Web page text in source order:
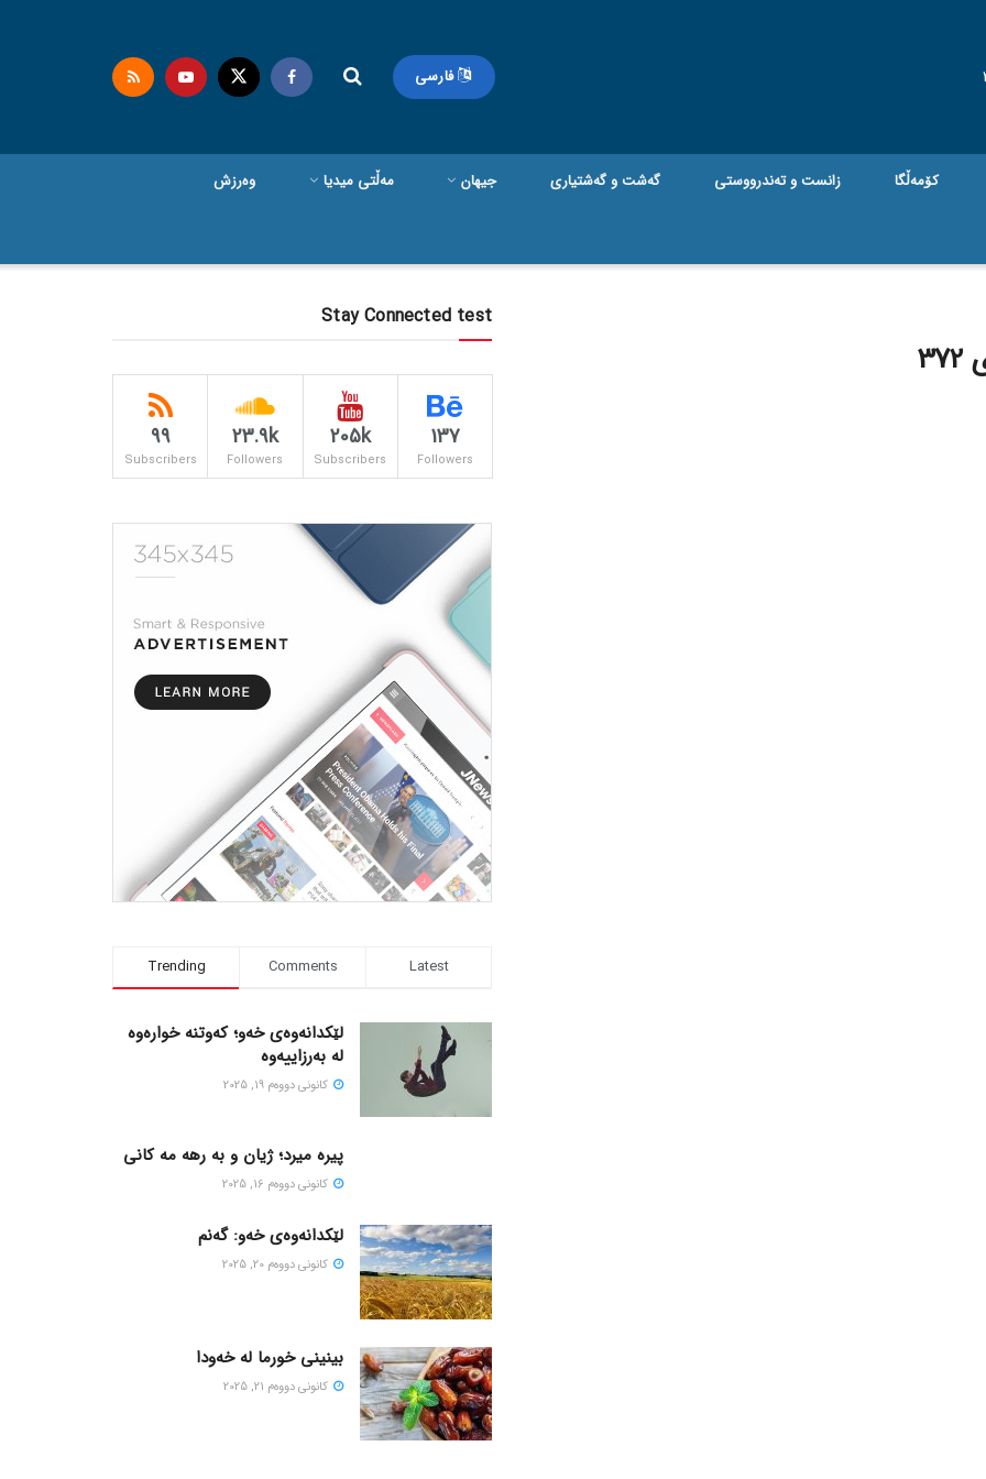
فارسی
کۆمەڵگا زانست و تەندرووستی گه‌شت و گه‌شتیاری جیهان مەڵتی میدیا وەرزش
Stay Connected test
137
Followers
205k
Subscribers
23.9k
Followers
99
Subscribers
Trending Comments Latest
لێکدانەوەی خەو؛ کەوتنە خوارەوە
لە بەرزاییەوە
كانونی دووه‌م 19, 2025
پیره میرد؛ ژیان و به رهه مه کانی
كانونی دووه‌م 16, 2025
لێکدانەوەی خەو: گەنم
كانونی دووه‌م 20, 2025
بینینی خورما لە خەودا
كانونی دووه‌م 21, 2025